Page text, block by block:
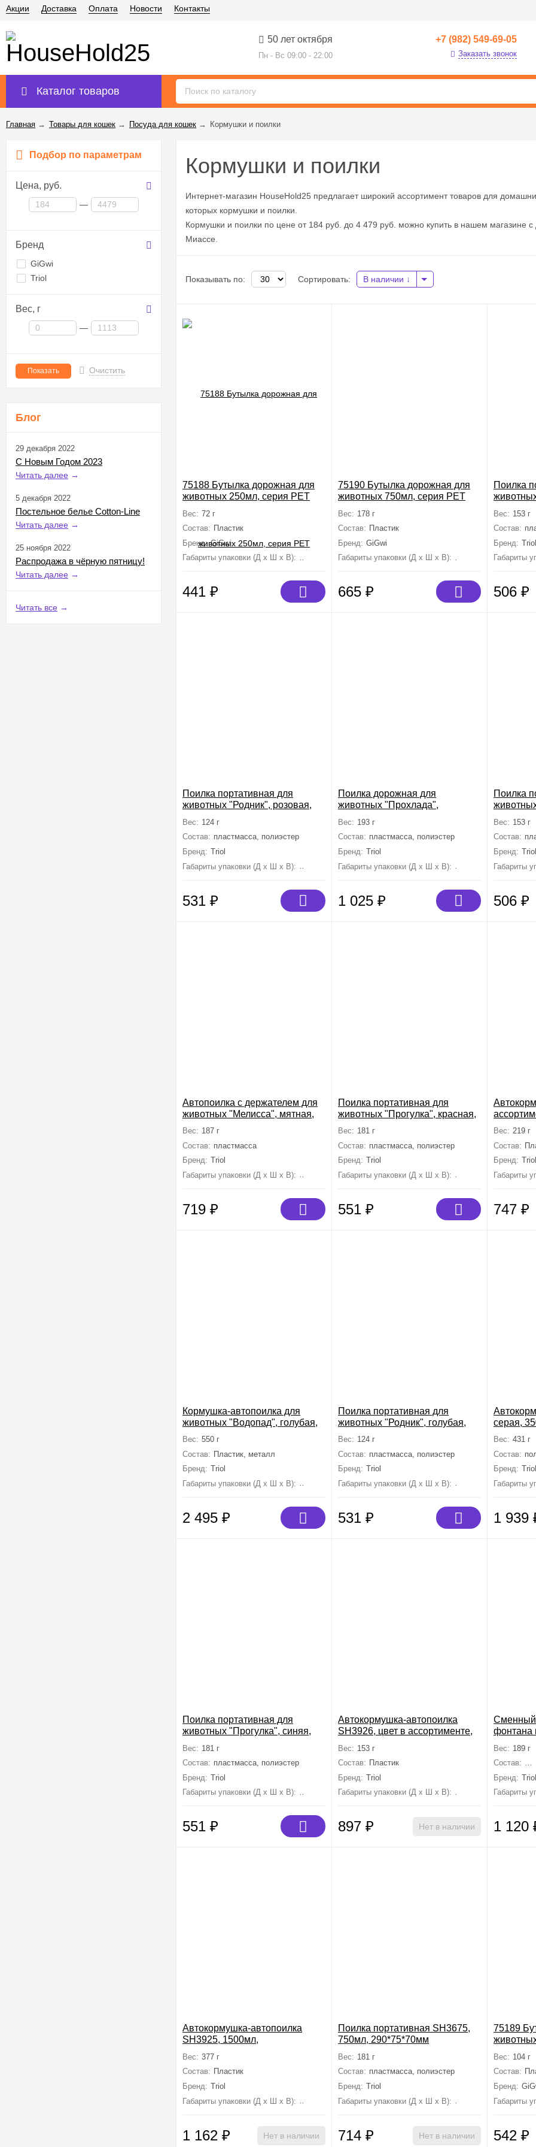
Акции Доставка Оплата Новости Контакты
50 лет октября
Пн - Вс 09:00 - 22:00
+7 (982) 549-69-05
Заказать звонок
Каталог товаров
Главная → Товары для кошек → Посуда для кошек → Кормушки и поилки
Подбор по параметрам
Цена, руб.
—
Бренд
GiGwi
Triol
Вес, г
—
Очистить
Блог
29 декабря 2022
С Новым Годом 2023
Читать далее →
5 декабря 2022
Постельное белье Cotton-Line
Читать далее →
25 ноября 2022
Распродажа в чёрную пятницу!
Читать далее →
Читать все →
Кормушки и поилки
Интернет-магазин HouseHold25 предлагает широкий ассортимент товаров для
которых кормушки и поилки.
Кормушки и поилки по цене от 184 руб. до 4 479 руб. можно купить в нашем магазине с
Миассе.
Показывать по: Сортировать: В наличии
75188 Бутылка дорожная для
животных 250мл, серия PET
Вес: 72 г
Состав: Пластик
Бренд: GiGwi
Габариты упаковки (Д х Ш х В): 200 мм×55 мм×55 мм
441 ₽
75190 Бутылка дорожная для
животных 750мл, серия PET
Вес: 178 г
Состав: Пластик
Бренд: GiGwi
Габариты упаковки (Д х Ш х В): 290 мм×75 мм×75 мм
665 ₽
Поилка
Вес: 153 г
Состав:
Бренд: Triol
Габариты
506 ₽
Поилка портативная для
животных "Родник", розовая,
Вес: 124 г
Состав: пластмасса, полиэстер
Бренд: Triol
Габариты упаковки (Д х Ш х В): 245 мм×65 мм×60 мм
531 ₽
Поилка дорожная для
животных "Прохлада",
серия TRAVEL
Вес: 193 г
Состав: пластмасса, полиэстер
Бренд: Triol
Габариты упаковки (Д х Ш х В): 215 мм×75 мм×75 мм
1 025 ₽
Поилка
Вес: 153 г
Состав:
Бренд: Triol
Габариты
506 ₽
Автопоилка с держателем для
животных "Мелисса", мятная,
500мл, 215*120*210мм
Вес: 187 г
Состав: пластмасса
Бренд: Triol
Габариты упаковки (Д х Ш х В): 225 мм×145 мм×215 мм
719 ₽
Поилка портативная для
животных "Прогулка", красная,
750мл, 290*75*70мм
Вес: 181 г
Состав: пластмасса, полиэстер
Бренд: Triol
Габариты упаковки (Д х Ш х В): 0 мм×0 мм×0 мм
551 ₽
Вес: 219 г
Состав:
Бренд: Triol
Габариты
747 ₽
Кормушка-автопоилка для
животных "Водопад", голубая,
500мл, 250*170*370мм
Вес: 550 г
Состав: Пластик, металл
Бренд: Triol
Габариты упаковки (Д х Ш х В): 250 мм×170 мм×370 мм
2 495 ₽
Поилка портативная для
животных "Родник", голубая,
500мл, 245*65*60мм
Вес: 124 г
Состав: пластмасса, полиэстер
Бренд: Triol
Габариты упаковки (Д х Ш х В): 245 мм×65 мм×60 мм
531 ₽
серая,
Вес: 431 г
Состав:
Бренд: Triol
Габариты
1 939
Поилка портативная для
животных "Прогулка", синяя,
Вес: 181 г
Состав: пластмасса, полиэстер
Бренд: Triol
Габариты упаковки (Д х Ш х В): 0 мм×0 мм×0 мм
551 ₽
Автокормушка-автопоилка
SH3926, цвет в ассортименте,
Вес: 153 г
Состав: Пластик
Бренд: Triol
Габариты упаковки (Д х Ш х В): 0 мм×0 мм×0 мм
897 ₽ Нет в наличии
Сменный
фонтана
(уп.3шт.)
Вес: 189 г
Состав:
Бренд: Triol
Габариты
1 120
Автокормушка-автопоилка
SH3925, 1500мл,
Вес: 377 г
Состав: Пластик
Бренд: Triol
Габариты упаковки (Д х Ш х В): 0 мм×0 мм×0 мм
1 162 ₽ Нет в наличии
Поилка портативная SH3675,
750мл, 290*75*70мм
Вес: 181 г
Состав: пластмасса, полиэстер
Бренд: Triol
Габариты упаковки (Д х Ш х В): 0 мм×0 мм×0 мм
714 ₽ Нет в наличии
75189
Вес: 104 г
Состав:
Бренд:
Габариты
542 ₽